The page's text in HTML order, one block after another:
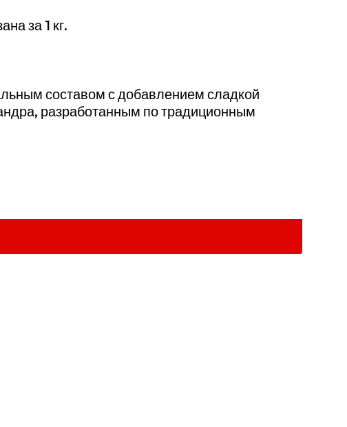
за 1 кг.
составом с добавлением сладкой
разработанным по традиционным